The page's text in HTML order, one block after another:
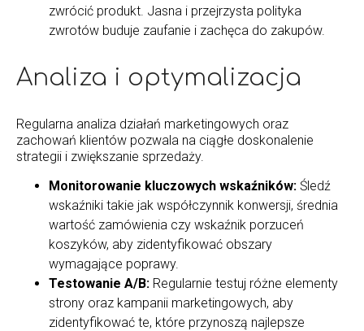
zwrócić produkt. Jasna i przejrzysta polityka
zwrotów buduje zaufanie i zachęca do zakupów.
Analiza i optymalizacja
Regularna analiza działań marketingowych oraz
zachowań klientów pozwala na ciągłe doskonalenie
strategii i zwiększanie sprzedaży.
Monitorowanie kluczowych wskaźników: Śledź
wskaźniki takie jak współczynnik konwersji, średnia
wartość zamówienia czy wskaźnik porzuceń
koszyków, aby zidentyfikować obszary
wymagające poprawy.
Testowanie A/B: Regularnie testuj różne elementy
strony oraz kampanii marketingowych, aby
zidentyfikować te, które przynoszą najlepsze